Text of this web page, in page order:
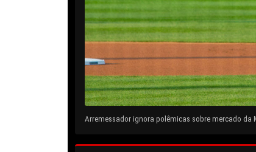
Arremessador ignora polêmicas sobre mercado da